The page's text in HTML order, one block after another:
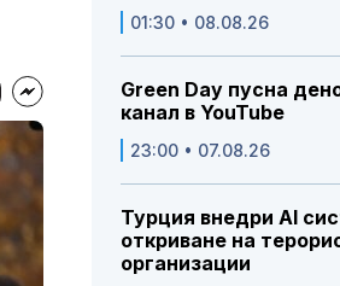
01:30 • 08.08.26
Green Day пусна
канал в YouTube
23:00 • 07.08.26
Турция внедри AI
откриване на
организации